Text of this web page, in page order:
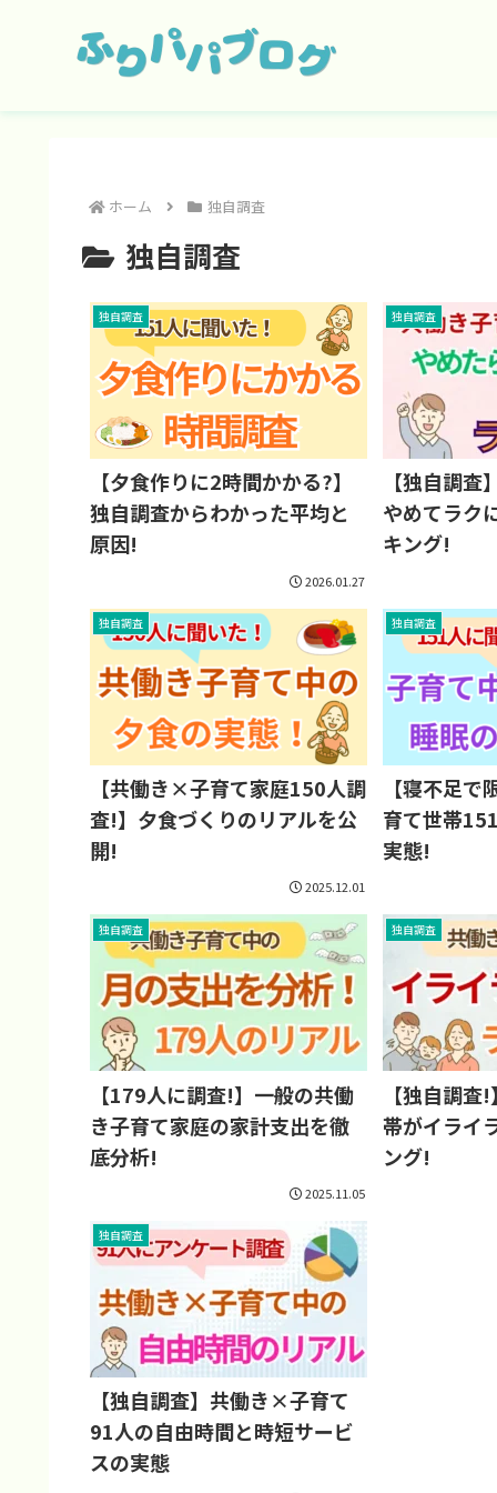
ホーム 独自調査
独自調査
独自調査
【夕食作りに2時間かかる?】
独自調査からわかった平均と
原因!
2026.01.27
独自調査
【独自調
やめてラク
キング!
独自調査
【共働き×子育て家庭150人調
査!】夕食づくりのリアルを公
開!
2025.12.01
独自調査
【寝不足
育て世帯
実態!
独自調査
【179人に調査!】一般の共働
き子育て家庭の家計支出を徹
底分析!
2025.11.05
独自調査
【独自調
帯がイライ
ング!
独自調査
【独自調査】共働き×子育て
91人の自由時間と時短サービ
スの実態